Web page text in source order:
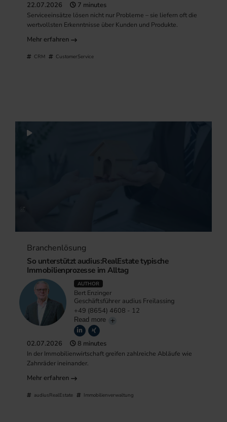
22.07.2026 7 minutes
Serviceeinsätze lösen nicht nur Probleme – sie liefern oft die
wertvollsten Erkenntnisse über Kunden und Produkte.
Mehr erfahren
CRM CustomerService
Branchenlösung
So unterstützt audius:RealEstate typische
Immobilienprozesse im Alltag
AUTHOR
Bert Enzinger
Geschäftsführer audius Freilassing
+49 (8654) 4608 - 12
Read more
02.07.2026 8 minutes
In der Immobilienwirtschaft greifen zahlreiche Abläufe wie
Zahnräder ineinander.
Mehr erfahren
audiusRealEstate Immobilienverwaltung